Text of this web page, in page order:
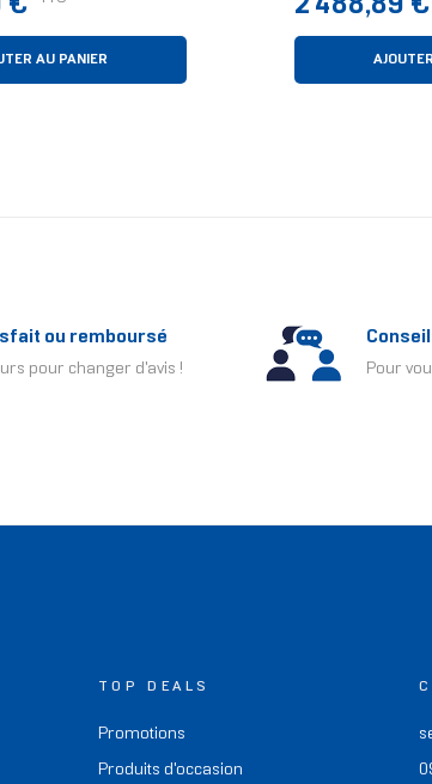
€
AU PANIER
2 488,89 €
ou remboursé
pour changer d'avis ! Pour
TOP DEALS
Promotions
Produits d'occasion